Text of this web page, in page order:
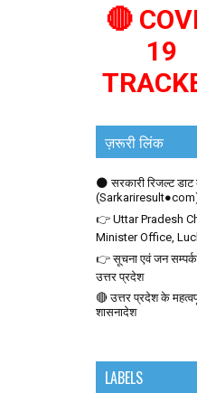
🔴
19
ज़रूरी लिंक
🌑 सरकारी रिजल्ट डाट
👉 Uttar Pradesh
Minister Office,
👉 सूचना एवं जन सम्पर्क
उत्तर प्रदेश
🔴 उत्तर प्रदेश के
शासनादेश
LABELS